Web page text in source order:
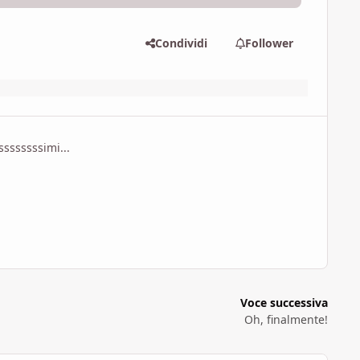
Condividi Follower
Voce successiva
Oh, finalmente!